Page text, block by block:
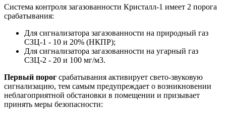
Система контроля загазованности Кристалл-1 имеет 2 порога
срабатывания:
Для сигнализатора загазованности на природный газ
СЗЦ-1 - 10 и 20% (НКПР);
Для сигнализатора загазованности на угарный газ
СЗЦ-2 - 20 и 100 мг/м3.
Первый порог срабатывания активирует свето-звуковую
сигнализацию, тем самым предупреждает о возникновении
неблагоприятной обстановки в помещении и призывает
принять меры безопасности: